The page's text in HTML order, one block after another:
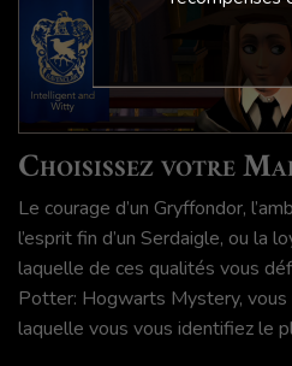
Choisissez votre
Le courage d’un Gryffondor,
l’esprit fin d’un Serdaigle, ou la
laquelle de ces qualités vous
Potter: Hogwarts Mystery, vous
laquelle vous vous identifiez le